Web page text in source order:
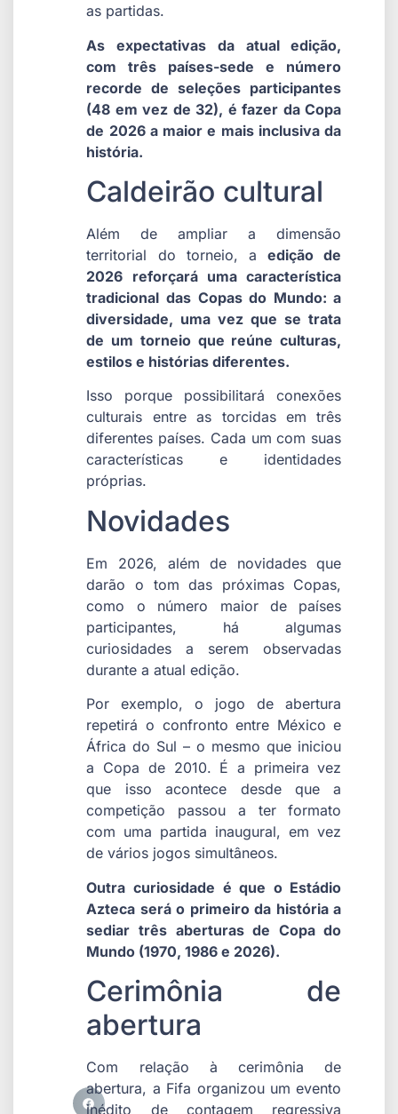
as partidas.
As expectativas da atual edição,
com três países-sede e número
recorde de seleções participantes
(48 em vez de 32), é fazer da Copa
de 2026 a maior e mais inclusiva da
história.
Caldeirão cultural
Além de ampliar a dimensão
territorial do torneio, aedição de
2026 reforçará uma característica
tradicional das Copas do Mundo: a
diversidade, uma vez que se trata
de um torneio que reúne culturas,
estilos e histórias diferentes.
Isso porque possibilitará conexões
culturais entre as torcidas em três
diferentes países. Cada um com suas
características e identidades
próprias.
Novidades
Em 2026, além de novidades que
darão o tom das próximas Copas,
como o número maior de países
participantes, há algumas
curiosidades a serem observadas
durante a atual edição.
Por exemplo, o jogo de abertura
repetirá o confronto entre México e
África do Sul – o mesmo que iniciou
a Copa de 2010. É a primeira vez
que isso acontece desde que a
competição passou a ter formato
com uma partida inaugural, em vez
de vários jogos simultâneos.
Outra curiosidade é que o Estádio
Azteca será o primeiro da história a
sediar três aberturas de Copa do
Mundo (1970, 1986 e 2026).
Cerimônia de
abertura
Com relação à cerimônia de
abertura, a Fifa organizou um evento
inédito de contagem regressiva